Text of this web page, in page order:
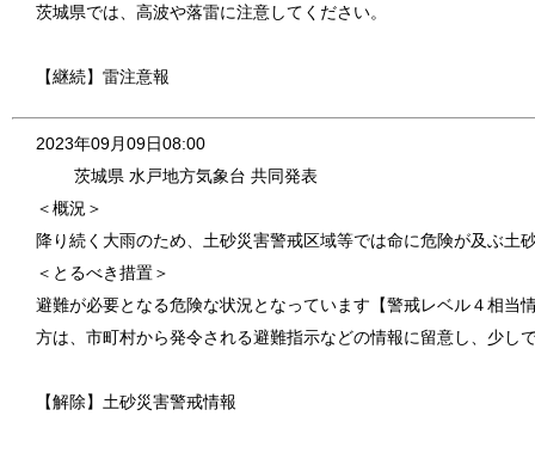
茨城県では、高波や落雷に注意してください。
【継続】雷注意報
2023年09月09日08:00
茨城県 水戸地方気象台 共同発表
＜概況＞
降り続く大雨のため、土砂災害警戒区域等では命に危険が及ぶ土
＜とるべき措置＞
避難が必要となる危険な状況となっています【警戒レベル４相
方は、市町村から発令される避難指示などの情報に留意し、少し
【解除】土砂災害警戒情報